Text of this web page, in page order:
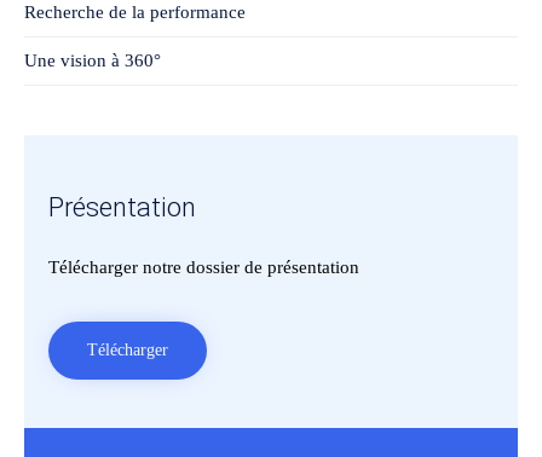
Recherche de la performance
Une vision à 360°
Présentation
Télécharger notre dossier de présentation
Télécharger